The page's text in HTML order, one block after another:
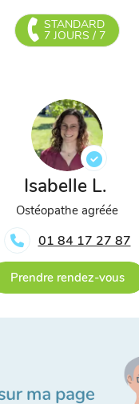
STANDARD
7 JOURS / 7
Isabelle L.
Ostéopathe agréée
01 84 17 27 87
Prendre rendez-vous